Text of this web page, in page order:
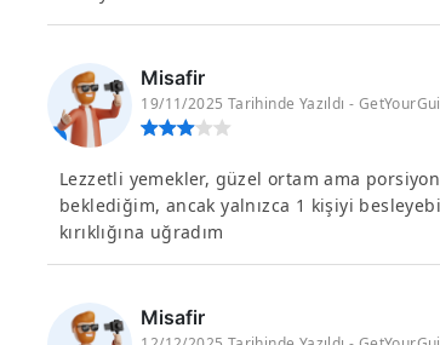
Misafir
19/11/2025 Tarihinde Yazıldı -
Lezzetli yemekler, güzel ortam ama
beklediğim, ancak yalnızca 1 kişiyi
kırıklığına uğradım
Misafir